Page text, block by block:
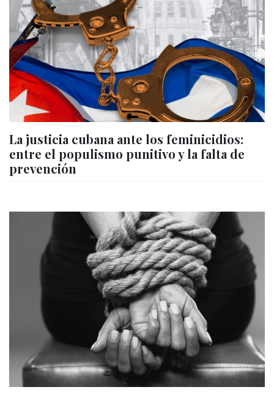
La justicia cubana ante los feminicidios:
entre el populismo punitivo y la falta de
prevención